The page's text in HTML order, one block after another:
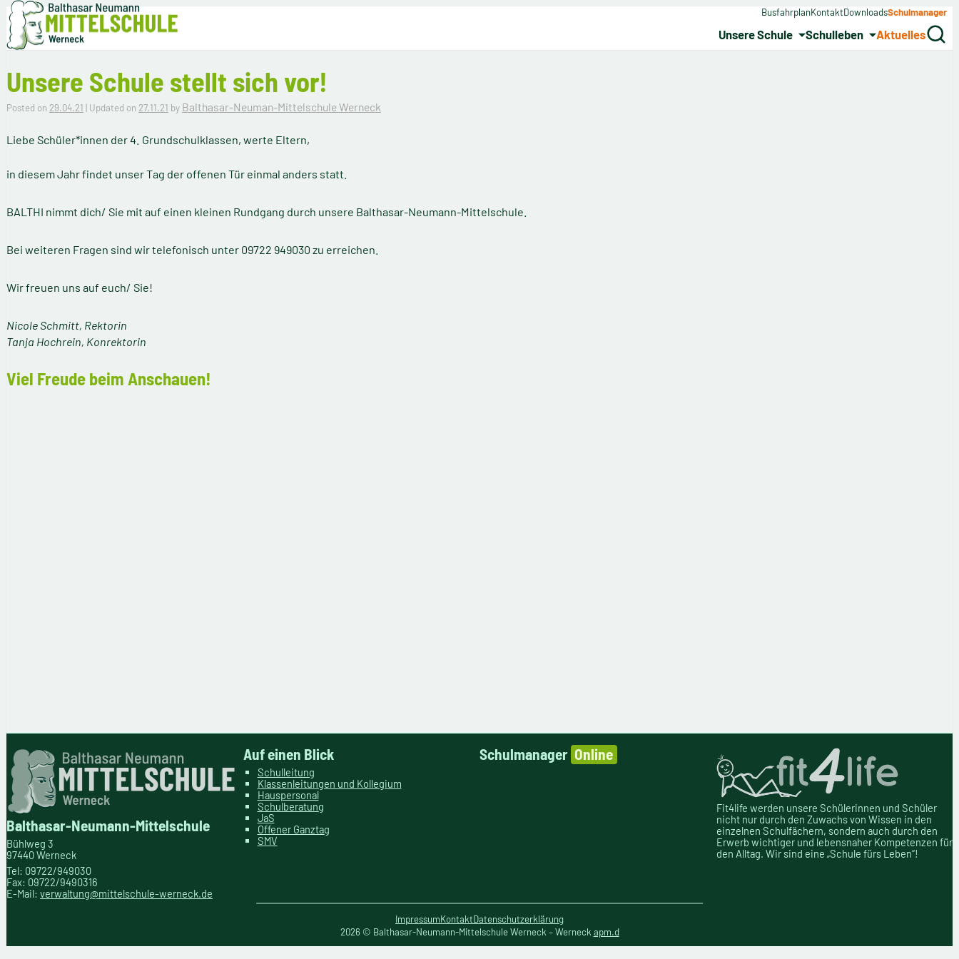
Skip to content
Unsere Schule stellt sich vor!
Posted on 29.04.21 | Updated on 27.11.21 by Balthasar-Neuman-Mittelschule Werneck
Liebe Schüler*innen der 4. Grundschulklassen, werte Eltern,
in diesem Jahr findet unser Tag der offenen Tür einmal anders statt.
BALTHI nimmt dich/ Sie mit auf einen kleinen Rundgang durch unsere Balthasar-Neumann-Mittelschule.
Bei weiteren Fragen sind wir telefonisch unter 09722 949030 zu erreichen.
Wir freuen uns auf euch/ Sie!
Nicole Schmitt, Rektorin
Tanja Hochrein, Konrektorin
Viel Freude beim Anschauen!
Unsere Schule Schulleben Aktuelles
Search
BusfahrplanKontaktDownloadsSchulmanager
Balthasar-Neumann-Mittelschule
Bühlweg 3
97440 Werneck
Tel: 09722/949030
Fax: 09722/9490316
E-Mail: verwaltung@mittelschule-werneck.de
Auf einen Blick
Schulleitung
Klassenleitungen und Kollegium
Hauspersonal
Schulberatung
JaS
Offener Ganztag
SMV
Schulmanager Online
Fit4life werden unsere Schülerinnen und Schüler
nicht nur durch den Zuwachsvon Wissen in den
einzelnen Schulfächern, sondern auch durch den
Erwerb wichtiger und lebensnaher Kompetenzen für
den Alltag. Wir sind eine „Schule fürs Leben“!
ImpressumKontaktDatenschutzerklärung
2026 © Balthasar-Neumann-Mittelschule Werneck – Werneck apm.d